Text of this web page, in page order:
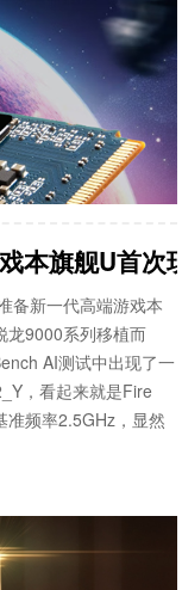
本旗舰U首次
备新一代高端游戏本
龙9000系列移植而
AI测试中出现了一
，看起来就是Fire
准频率2.5GHz，显然